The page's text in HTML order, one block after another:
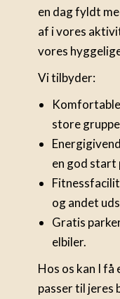
en dag fyldt
af i vores
vores
Vi tilbyder:
store
en god start
og andet
Gratis
elbiler.
Hos os kan I
passer til jeres